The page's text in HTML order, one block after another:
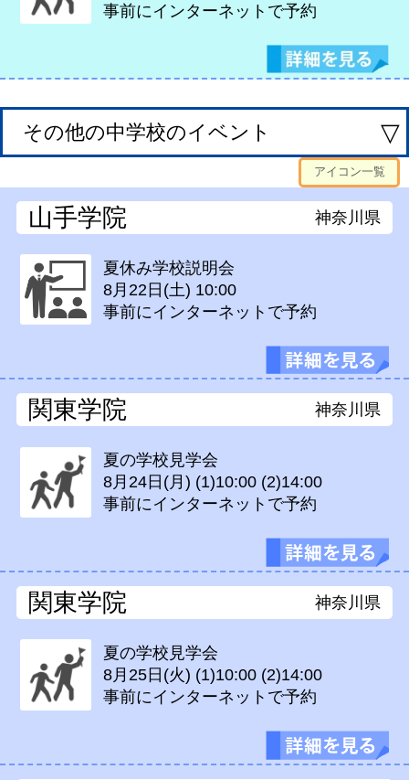
事前にインターネットで予約
その他の中学校のイベント ▽
アイコン一覧
山手学院 神奈川県
夏休み学校説明会
8月22日(土) 10:00
事前にインターネットで予約
関東学院 神奈川県
夏の学校見学会
8月24日(月) (1)10:00 (2)14:00
事前にインターネットで予約
関東学院 神奈川県
夏の学校見学会
8月25日(火) (1)10:00 (2)14:00
事前にインターネットで予約